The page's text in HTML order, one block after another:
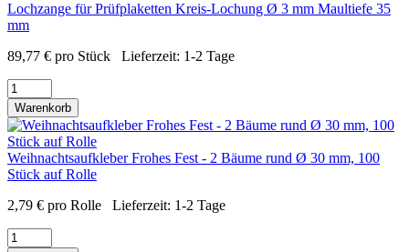
Lochzange für Prüfplaketten Kreis-Lochung Ø 3 mm Maultiefe 35
mm
89,77 € pro Stück Lieferzeit: 1-2 Tage
Warenkorb
Weihnachtsaufkleber Frohes Fest - 2 Bäume rund Ø 30 mm, 100
Stück auf Rolle
2,79 € pro Rolle Lieferzeit: 1-2 Tage